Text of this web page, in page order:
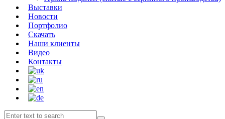
Выставки
Новости
Портфолио
Скачать
Наши клиенты
Видео
Контакты